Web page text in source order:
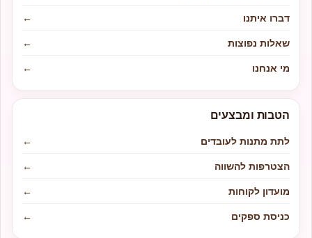
דברו איתנו
←
שאלות נפוצות
←
מי אנחנו
←
הטבות ומבצעים
לתת מתנות לעובדים
←
הצטרפות להשווה
←
מועדון לקוחות
←
כניסת ספקים
←